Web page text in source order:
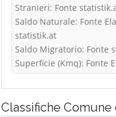
Stranieri: Fonte
Saldo Naturale: Fonte
statistik.at
Saldo Migratorio: Fonte
Superficie (Kmq): Fonte
Classifiche